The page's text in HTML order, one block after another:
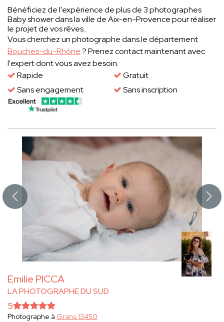
Bénéficiez de l'expérience de plus de 3 photographes
Baby shower dans la ville de Aix-en-Provence pour réaliser
le projet de vos rêves..
Vous cherchez un photographe dans le département
Bouches-du-Rhône? Prenez contact maintenant avec
l'expert dont vous avez besoin.
Rapide
Gratuit
Sans engagement
Sans inscription
Emilie PICCA
LA PHOTOGRAPHE DU SUD
5
Photographe à Grans 13450